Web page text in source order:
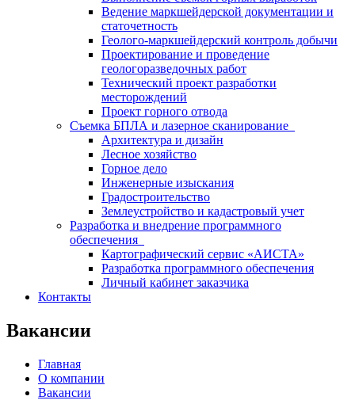
Ведение маркшейдерской документации и
статочетность
Геолого-маркшейдерский контроль добычи
Проектирование и проведение
геологоразведочных работ
Технический проект разработки
месторождений
Проект горного отвода
Съемка БПЛА и лазерное сканирование
Архитектура и дизайн
Лесное хозяйство
Горное дело
Инженерные изыскания
Градостроительство
Землеустройство и кадастровый учет
Разработка и внедрение программного
обеспечения
Картографический сервис «АИСТА»
Разработка программного обеспечения
Личный кабинет заказчика
Контакты
Вакансии
Главная
О компании
Вакансии